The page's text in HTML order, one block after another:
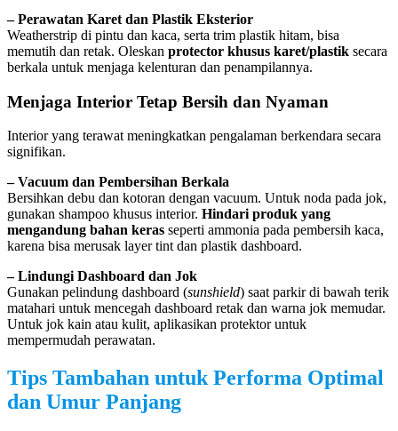
– Perawatan Karet dan Plastik Eksterior
Weatherstrip di pintu dan kaca, serta trim plastik hitam, bisa
memutih dan retak. Oleskan protector khusus karet/plastik secara
berkala untuk menjaga kelenturan dan penampilannya.
Menjaga Interior Tetap Bersih dan Nyaman
Interior yang terawat meningkatkan pengalaman berkendara secara
signifikan.
– Vacuum dan Pembersihan Berkala
Bersihkan debu dan kotoran dengan vacuum. Untuk noda pada jok,
gunakan shampoo khusus interior. Hindari produk yang
mengandung bahan keras seperti ammonia pada pembersih kaca,
karena bisa merusak layer tint dan plastik dashboard.
– Lindungi Dashboard dan Jok
Gunakan pelindung dashboard (sunshield) saat parkir di bawah terik
matahari untuk mencegah dashboard retak dan warna jok memudar.
Untuk jok kain atau kulit, aplikasikan protektor untuk
mempermudah perawatan.
Tips Tambahan untuk Performa Optimal
dan Umur Panjang